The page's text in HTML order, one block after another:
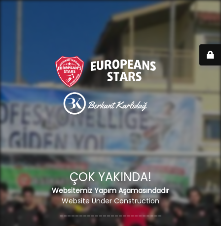
ÇOK YAKINDA!
Websitemiz Yapım Aşamasındadır
Website Under Construction
--------------------------